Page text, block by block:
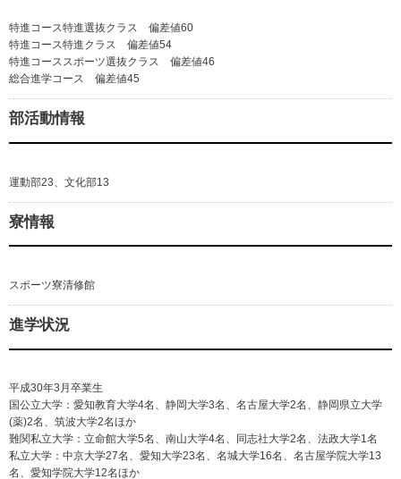
特進コース特進選抜クラス 偏差値60
特進コース特進クラス 偏差値54
特進コーススポーツ選抜クラス 偏差値46
総合進学コース 偏差値45
部活動情報
運動部23、文化部13
寮情報
スポーツ寮清修館
進学状況
平成30年3月卒業生
国公立大学：愛知教育大学4名、静岡大学3名、名古屋大学2名、静岡県立大学
(薬)2名、筑波大学2名ほか
難関私立大学：立命館大学5名、南山大学4名、同志社大学2名、法政大学1名
私立大学：中京大学27名、愛知大学23名、名城大学16名、名古屋学院大学13
名、愛知学院大学12名ほか